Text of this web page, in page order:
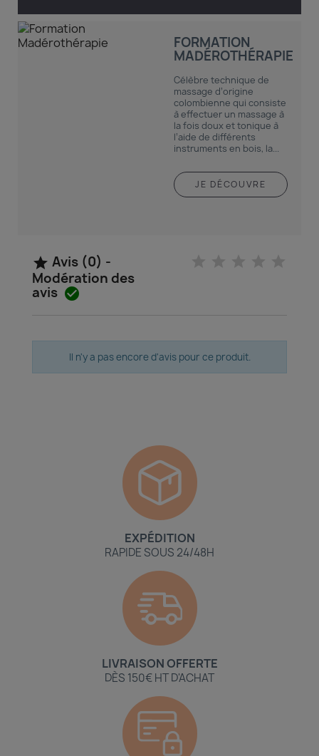
FORMATION
MADÉROTHÉRAPIE
Célèbre technique de
massage d’origine
colombienne qui consiste
à effectuer un massage à
la fois doux et tonique à
l’aide de différents
instruments en bois, la...
JE DÉCOUVRE
 Avis (0) -
Modération des
avis 
Il n'y a pas encore d'avis pour ce produit.
EXPÉDITION
RAPIDE SOUS 24/48H
LIVRAISON OFFERTE
DÈS 150€ HT D'ACHAT